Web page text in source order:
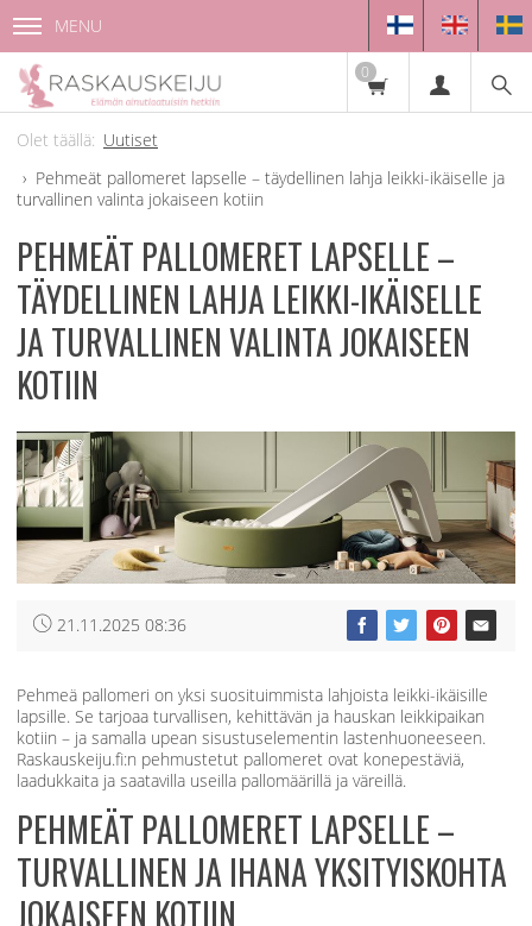
MENU
0
Uutiset
Pehmeät pallomeret lapselle – täydellinen lahja leikki-ikäiselle ja
turvallinen valinta jokaiseen kotiin
PEHMEÄT PALLOMERET LAPSELLE –
TÄYDELLINEN LAHJA LEIKKI-IKÄISELLE
JA TURVALLINEN VALINTA JOKAISEEN
KOTIIN
21.11.2025 08:36
Pehmeä pallomeri on yksi suosituimmista lahjoista leikki-ikäisille
lapsille. Se tarjoaa turvallisen, kehittävän ja hauskan leikkipaikan
kotiin – ja samalla upean sisustuselementin lastenhuoneeseen.
Raskauskeiju.fi:n pehmustetut pallomeret ovat konepestäviä,
laadukkaita ja saatavilla useilla pallomäärillä ja väreillä.
PEHMEÄT PALLOMERET LAPSELLE –
TURVALLINEN JA IHANA YKSITYISKOHTA
JOKAISEEN KOTIIN